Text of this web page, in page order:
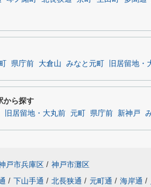
県庁前 大倉山 みなと元町 旧居留地・
から探す
旧居留地・大丸前 元町 県庁前 新神戸
戸市兵庫区 / 神戸市灘区
/ 下山手通 / 北長狭通 / 元町通 / 海岸通 /